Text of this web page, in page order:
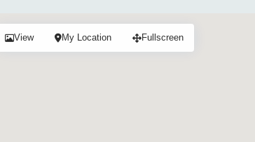
View My Location Fullscreen